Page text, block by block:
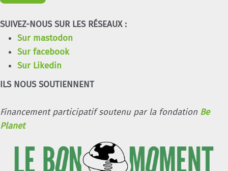
SUIVEZ-NOUS SUR LES RÉSEAUX :
Sur mastodon
Sur facebook
Sur Likedin
ILS NOUS SOUTIENNENT
Financement participatif soutenu par la fondation Be
Planet